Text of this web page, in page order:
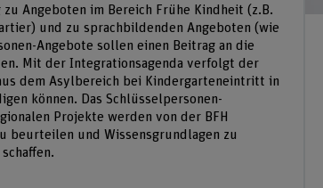
Angeboten im Bereich Frühe Kindheit (z.B.
und zu sprachbildenden Angeboten (wie
Angebote sollen einen Beitrag an die
Mit der Integrationsagenda verfolgt der
dem Asylbereich bei Kindergarteneintritt in
können. Das Schlüsselpersonen-
Projekte werden von der BFH
beurteilen und Wissensgrundlagen zu